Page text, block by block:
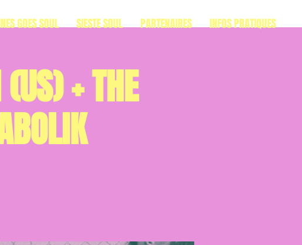
GOES SOUL SIESTE SOUL PARTENAIRES INFOS PRATIQUES
+ THE